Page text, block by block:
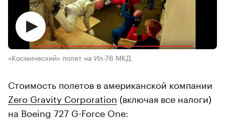
«Космический» полет на Ил-76 МКД
Стоимость полетов в американской компании
Zero Gravity Corporation (включая все налоги)
на Boeing 727 G-Force One: